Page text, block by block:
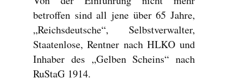
betroffen sind all jene über 65 Jahre,
„Reichsdeutsche“, Selbstverwalter,
Staatenlose, Rentner nach HLKO und
Inhaber des „Gelben Scheins“ nach
RuStaG 1914.